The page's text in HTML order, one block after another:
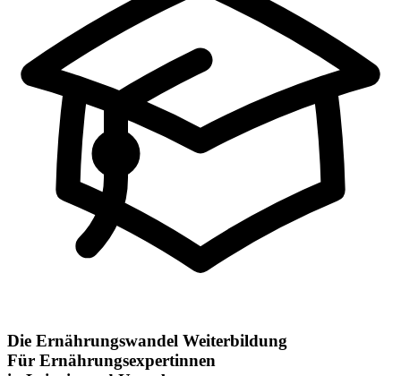
Die Ernährungswandel Weiterbildung
Für Ernährungsexpertinnen